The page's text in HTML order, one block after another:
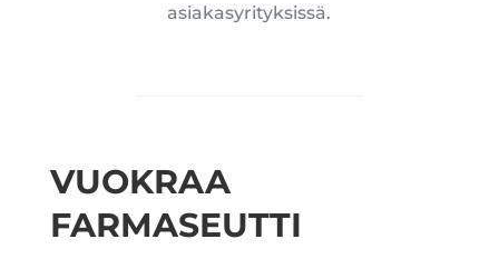
asiakasyrityksissä.
VUOKRAA
FARMASEUTTI